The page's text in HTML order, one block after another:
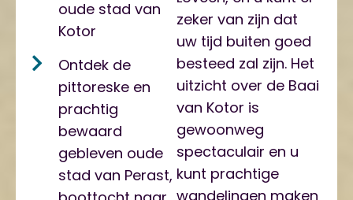
oude stad van
Kotor
Ontdek de
pittoreske en
prachtig
bewaard
gebleven oude
stad van Perast,
zeker van zijn dat
uw tijd buiten goed
besteed zal zijn. Het
uitzicht over de Baai
van Kotor is
gewoonweg
spectaculair en u
kunt prachtige
wandelingen maken